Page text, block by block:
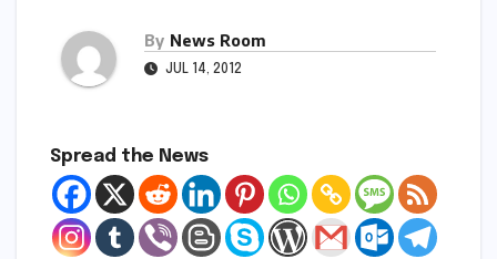
By News Room
JUL 14, 2012
Spread the News